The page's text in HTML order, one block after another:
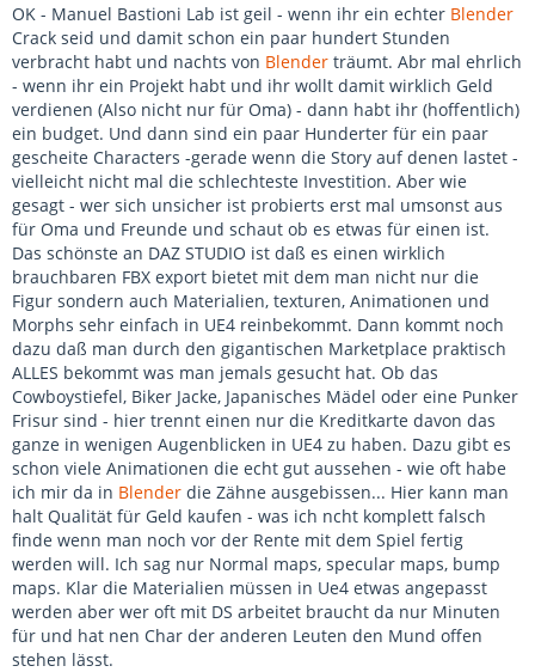
OK - Manuel Bastioni Lab ist geil - wenn ihr ein echter Blender
Crack seid und damit schon ein paar hundert Stunden
verbracht habt und nachts von Blender träumt. Abr mal ehrlich
- wenn ihr ein Projekt habt und ihr wollt damit wirklich Geld
verdienen (Also nicht nur für Oma) - dann habt ihr (hoffentlich)
ein budget. Und dann sind ein paar Hunderter für ein paar
gescheite Characters -gerade wenn die Story auf denen lastet -
vielleicht nicht mal die schlechteste Investition. Aber wie
gesagt - wer sich unsicher ist probierts erst mal umsonst aus
für Oma und Freunde und schaut ob es etwas für einen ist.
Das schönste an DAZ STUDIO ist daß es einen wirklich
brauchbaren FBX export bietet mit dem man nicht nur die
Figur sondern auch Materialien, texturen, Animationen und
Morphs sehr einfach in UE4 reinbekommt. Dann kommt noch
dazu daß man durch den gigantischen Marketplace praktisch
ALLES bekommt was man jemals gesucht hat. Ob das
Cowboystiefel, Biker Jacke, Japanisches Mädel oder eine Punker
Frisur sind - hier trennt einen nur die Kreditkarte davon das
ganze in wenigen Augenblicken in UE4 zu haben. Dazu gibt es
schon viele Animationen die echt gut aussehen - wie oft habe
ich mir da in Blender die Zähne ausgebissen... Hier kann man
halt Qualität für Geld kaufen - was ich ncht komplett falsch
finde wenn man noch vor der Rente mit dem Spiel fertig
werden will. Ich sag nur Normal maps, specular maps, bump
maps. Klar die Materialien müssen in Ue4 etwas angepasst
werden aber wer oft mit DS arbeitet braucht da nur Minuten
für und hat nen Char der anderen Leuten den Mund offen
stehen lässt.